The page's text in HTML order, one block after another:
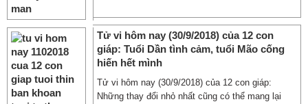
Tử vi hôm nay (30/9/2018) của 12 con
giáp: Tuổi Dần tình cảm, tuổi Mão cống
hiến hết mình
Tử vi hôm nay (30/9/2018) của 12 con giáp:
Những thay đổi nhỏ nhất cũng có thể mang lại